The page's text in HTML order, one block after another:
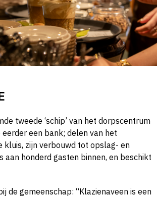
tweede ‘schip’ van het dorpscentrum
een bank; delen van het
kluis, zijn verbouwd tot opslag- en
honderd gasten binnen, en beschikt
de gemeenschap: “Klazienaveen is een